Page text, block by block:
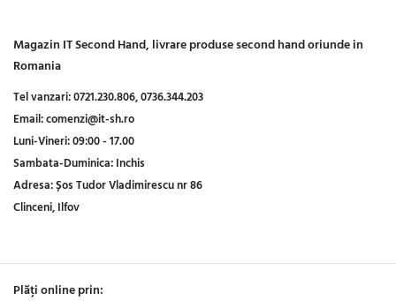
Magazin IT Second Hand, livrare produse second hand oriunde in
Romania
Tel vanzari:0721.230.806,0736.344.203
Email:comenzi@it-sh.ro
Luni-Vineri:09:00 - 17.00
Sambata-Duminica:Inchis
Adresa:Șos Tudor Vladimirescu nr 86
Clinceni, Ilfov
Plăți online prin: